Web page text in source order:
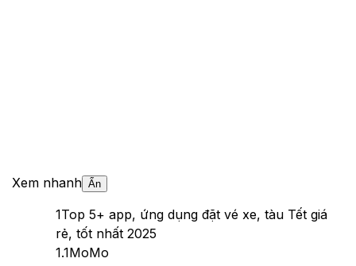
Xem nhanh Ẩn
1Top 5+ app, ứng dụng đặt vé xe, tàu Tết giá
rẻ, tốt nhất 2025
1.1MoMo